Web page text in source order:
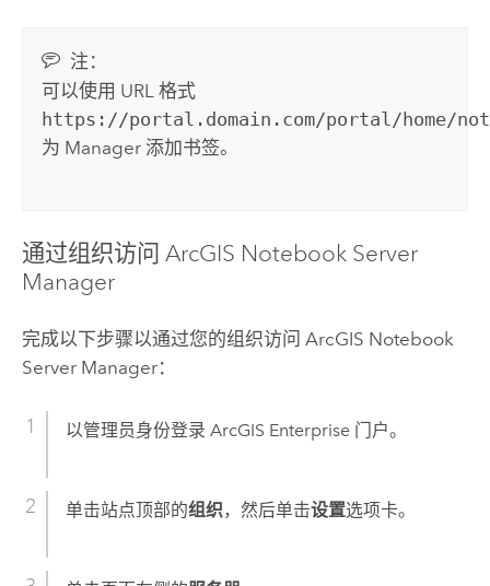
注：
可以使用 URL 格式
https://portal.domain.com/portal/home/
为 Manager 添加书签。
通过组织访问 ArcGIS Notebook Server
Manager
完成以下步骤以通过您的组织访问 ArcGIS Notebook
ServerManager：
以管理员身份登录 ArcGIS Enterprise门户。
单击站点顶部的组织，然后单击设置选项卡。